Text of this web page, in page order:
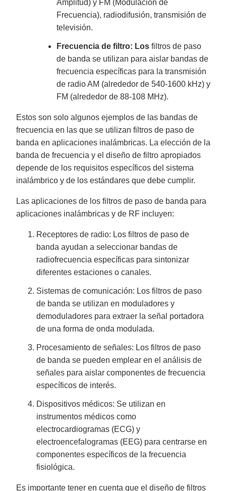
Amplitud) y FM (Modulación de
Frecuencia), radiodifusión, transmisión de
televisión.
Frecuencia de filtro: Losfiltros de paso
de banda se utilizan para aislar bandas de
frecuencia específicas para la transmisión
de radio AM (alrededor de 540-1600 kHz) y
FM (alrededor de 88-108 MHz).
Estos son solo algunos ejemplos de las bandas de
frecuencia en las que se utilizan filtros de paso de
banda en aplicaciones inalámbricas. La elección de la
banda de frecuencia y el diseño de filtro apropiados
depende de los requisitos específicos del sistema
inalámbrico y de los estándares que debe cumplir.
Las aplicaciones de los filtros de paso de banda para
aplicaciones inalámbricas y de RF incluyen:
Receptores de radio: Los filtros de paso de
banda ayudan a seleccionar bandas de
radiofrecuencia específicas para sintonizar
diferentes estaciones o canales.
Sistemas de comunicación: Los filtros de paso
de banda se utilizan en moduladores y
demoduladores para extraer la señal portadora
de una forma de onda modulada.
Procesamiento de señales: Los filtros de paso
de banda se pueden emplear en el análisis de
señales para aislar componentes de frecuencia
específicos de interés.
Dispositivos médicos: Se utilizan en
instrumentos médicos como
electrocardiogramas (ECG) y
electroencefalogramas (EEG) para centrarse en
componentes específicos de la frecuencia
fisiológica.
Es importante tener en cuenta que el diseño de filtros